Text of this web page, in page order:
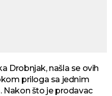
Drobnjak, našla se ovih
priloga sa jednim
što je prodavac